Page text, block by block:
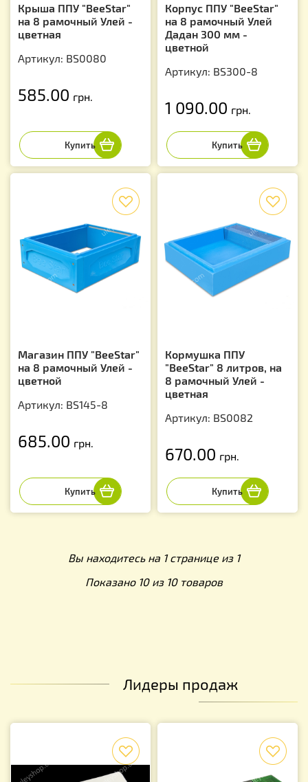
Крыша ППУ "BeeStar"
на 8 рамочный Улей -
цветная
Артикул: BS0080
585.00 грн.
Корпус ППУ "BeeStar"
на 8 рамочный Улей
Дадан 300 мм -
цветной
Артикул: BS300-8
1 090.00 грн.
Магазин ППУ "BeeStar"
на 8 рамочный Улей -
цветной
Артикул: BS145-8
685.00 грн.
Кормушка ППУ
"BeeStar" 8 литров, на
8 рамочный Улей -
цветная
Артикул: BS0082
670.00 грн.
Вы находитесь на 1 странице из 1
Показано 10 из 10 товаров
Лидеры продаж